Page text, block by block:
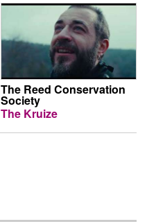
The Reed Conservation
Society
The Kruize